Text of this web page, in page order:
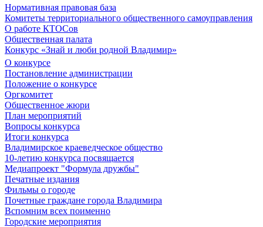
Нормативная правовая база
Комитеты территориального общественного самоуправления
О работе КТОСов
Общественная палата
Конкурс «Знай и люби родной Владимир»
О конкурсе
Постановление администрации
Положение о конкурсе
Оргкомитет
Общественное жюри
План мероприятий
Вопросы конкурса
Итоги конкурса
Владимирское краеведческое общество
10-летию конкурса посвящается
Медиапроект "Формула дружбы"
Печатные издания
Фильмы о городе
Почетные граждане города Владимира
Вспомним всех поименно
Городские мероприятия